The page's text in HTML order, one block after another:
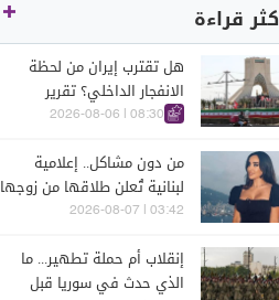
قراءة
هل تقترب إيران من لحظة
الانفجار الداخلي؟ تقرير
اسرائيلي يكشف الكواليس
08:30 | 2026-08-06
من دون مشاكل.. إعلامية
لبنانية تُعلن طلاقها من زوجها
رجل الأعمال
03:42 | 2026-08-07
إنقلاب أم حملة تطهير... ما
الذي حدث في سوريا قبل